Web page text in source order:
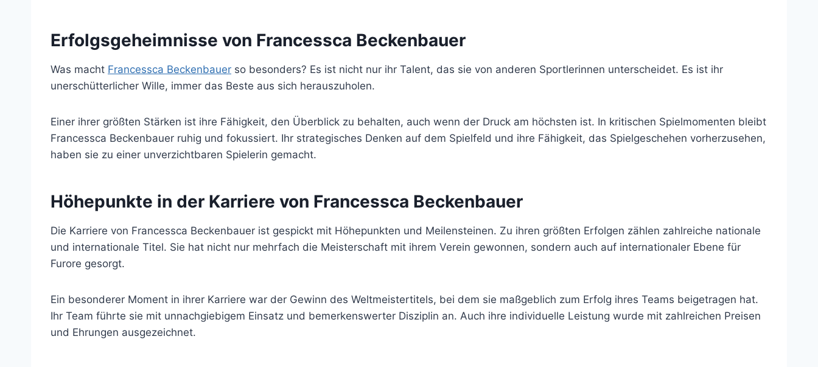
Erfolgsgeheimnisse von Francessca Beckenbauer
Was macht Francessca Beckenbauer so besonders? Es ist nicht nur ihr Talent, das sie von anderen Sportlerinnen unterscheidet. Es ist ihr
unerschütterlicher Wille, immer das Beste aus sich herauszuholen.
Einer ihrer größten Stärken ist ihre Fähigkeit, den Überblick zu behalten, auch wenn der Druck am höchsten ist. In kritischen Spielmomenten bleibt
Francessca Beckenbauer ruhig und fokussiert. Ihr strategisches Denken auf dem Spielfeld und ihre Fähigkeit, das Spielgeschehen vorherzusehen,
haben sie zu einer unverzichtbaren Spielerin gemacht.
Höhepunkte in der Karriere von Francessca Beckenbauer
Die Karriere von Francessca Beckenbauer ist gespickt mit Höhepunkten und Meilensteinen. Zu ihren größten Erfolgen zählen zahlreiche nationale
und internationale Titel. Sie hat nicht nur mehrfach die Meisterschaft mit ihrem Verein gewonnen, sondern auch auf internationaler Ebene für
Furore gesorgt.
Ein besonderer Moment in ihrer Karriere war der Gewinn des Weltmeistertitels, bei dem sie maßgeblich zum Erfolg ihres Teams beigetragen hat.
Ihr Team führte sie mit unnachgiebigem Einsatz und bemerkenswerter Disziplin an. Auch ihre individuelle Leistung wurde mit zahlreichen Preisen
und Ehrungen ausgezeichnet.